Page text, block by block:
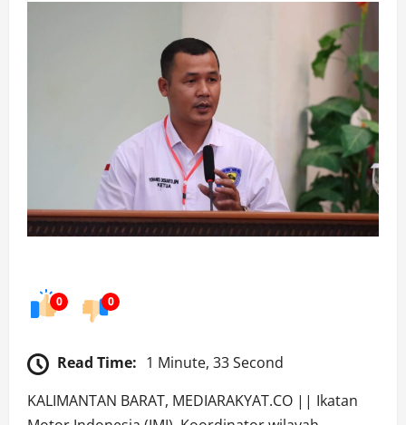
0 0
Read Time: 1 Minute, 33 Second
KALIMANTAN BARAT, MEDIARAKYAT.CO || Ikatan